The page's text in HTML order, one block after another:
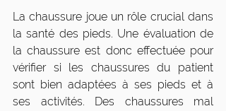
La chaussure joue un rôle crucial dans
la santé des pieds. Une évaluation de
la chaussure est donc effectuée pour
vérifier si les chaussures du patient
sont bien adaptées à ses pieds et à
ses activités. Des chaussures mal